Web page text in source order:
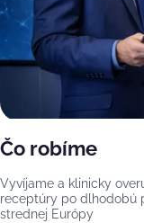
Čo robíme
Vyvíjame a klinicky
receptúry po dlhodobú
strednej Európy